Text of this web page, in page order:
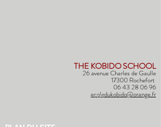
THE KOBIDO SCHOOL
26 avenue Charles de Gaulle
17300 Rochefort
06 43 28 06 96
ecoledukobido@orange.fr
(+33) 06 43 28 06 96